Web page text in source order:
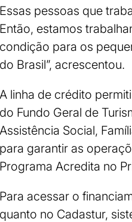
Essas pessoas que
Então, estamos
condição para os
do Brasil”, acrescentou.
A linha de crédito
do Fundo Geral de
Assistência Social,
para garantir as
Programa Acredita no
Para acessar o
quanto no Cadastur,